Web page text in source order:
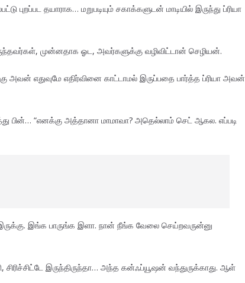
தயாராக… மறுபடியும் சகாக்களுடன் மாடியில் இருந்து ப்ரியா
முன்னதாக ஓட, அவர்களுக்கு வழிவிட்டான் செழியன்.
அவன் எதுவுமே எதிர்வினை காட்டாமல் இருப்பதை பார்த்த ப்ரியா அவன்
“எனக்கு அத்தானா மாமாவா? அதெல்லாம் செட் ஆகல. எப்படி
இங்க பாருங்க இளா. நான் நீங்க வேலை செய்றவருன்னு
இருந்திருந்தா… அந்த கன்ஃப்யூஷன் வந்துருக்காது. ஆள்